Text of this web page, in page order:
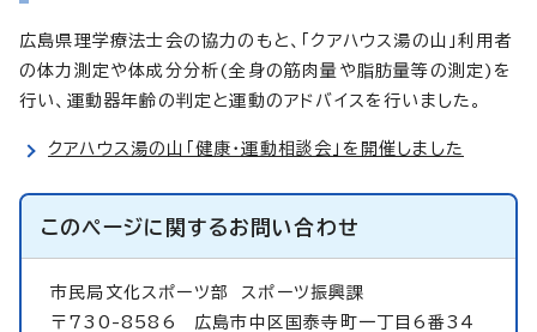
広島県理学療法士会の協力のもと、「クアハウス湯の山」利用者
の体力測定や体成分分析(全身の筋肉量や脂肪量等の測定)を
行い、運動器年齢の判定と運動のアドバイスを行いました。
クアハウス湯の山「健康・運動相談会」を開催しました
このページに関するお問い合わせ
市民局文化スポーツ部 スポーツ振興課
〒730-8586 広島市中区国泰寺町一丁目6番34